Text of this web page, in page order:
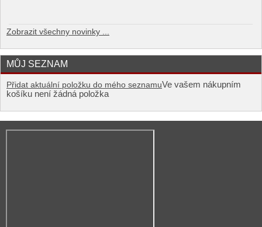
Zobrazit všechny novinky ...
MŮJ SEZNAM
Přidat aktuální položku do mého seznamuVe vašem nákupním
košíku není žádná položka